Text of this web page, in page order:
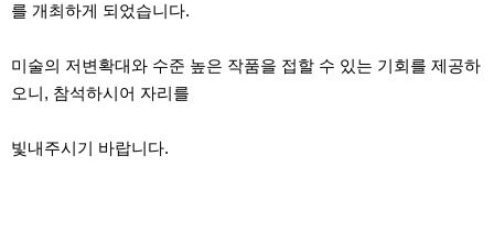
를 개최하게 되었습니다.
미술의 저변확대와 수준 높은 작품을 접할 수 있는 기회를 제공하
오니, 참석하시어 자리를
빛내주시기 바랍니다.